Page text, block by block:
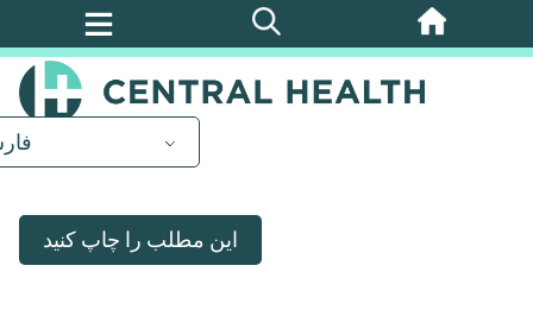
پرش
این مطلب را چاپ کنید